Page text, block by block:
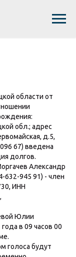
области от
обл.; адрес
д.5,
67) введена
долгов.
Александр
632-945 91) - член
ИНН
Юлии
в 09 часов 00
голоса будут